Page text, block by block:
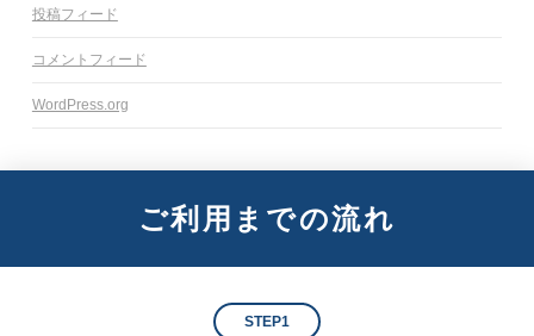
投稿フィード
コメントフィード
WordPress.org
ご利用までの流れ
STEP1